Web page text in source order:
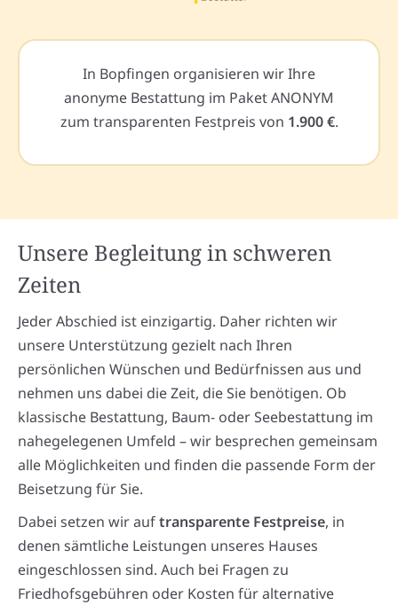
In Bopfingen organisieren wir Ihre
anonyme Bestattung im Paket ANONYM
zum transparenten Festpreis von 1.900 €.
Unsere Begleitung in schweren
Zeiten
Jeder Abschied ist einzigartig. Daher richten wir
unsere Unterstützung gezielt nach Ihren
persönlichen Wünschen und Bedürfnissen aus und
nehmen uns dabei die Zeit, die Sie benötigen. Ob
klassische Bestattung, Baum- oder Seebestattung im
nahegelegenen Umfeld – wir besprechen gemeinsam
alle Möglichkeiten und finden die passende Form der
Beisetzung für Sie.
Dabei setzen wir auftransparente Festpreise, in
denen sämtliche Leistungen unseres Hauses
eingeschlossen sind. Auch bei Fragen zu
Friedhofsgebühren oder Kosten für alternative